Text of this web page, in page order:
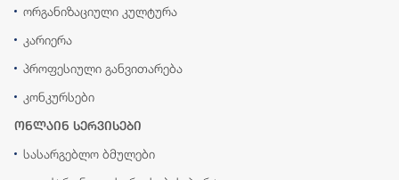
ორგანიზაციული კულტურა
კარიერა
პროფესიული განვითარება
კონკურსები
ონლაინ სერვისები
სასარგებლო ბმულები